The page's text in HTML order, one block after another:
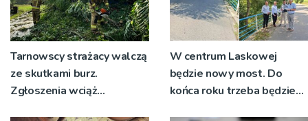
Tarnowscy strażacy walczą
ze skutkami burz.
Zgłoszenia wciąż
W centrum Laskowej
będzie nowy most. Do
końca roku trzeba będzie